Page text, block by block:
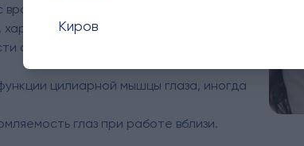
других специальностей.
для взрослых. При таком
ослабляются и человеку трудно
цилиарной мышцы глаза, иногда
глаз при работе вблизи.
Киров